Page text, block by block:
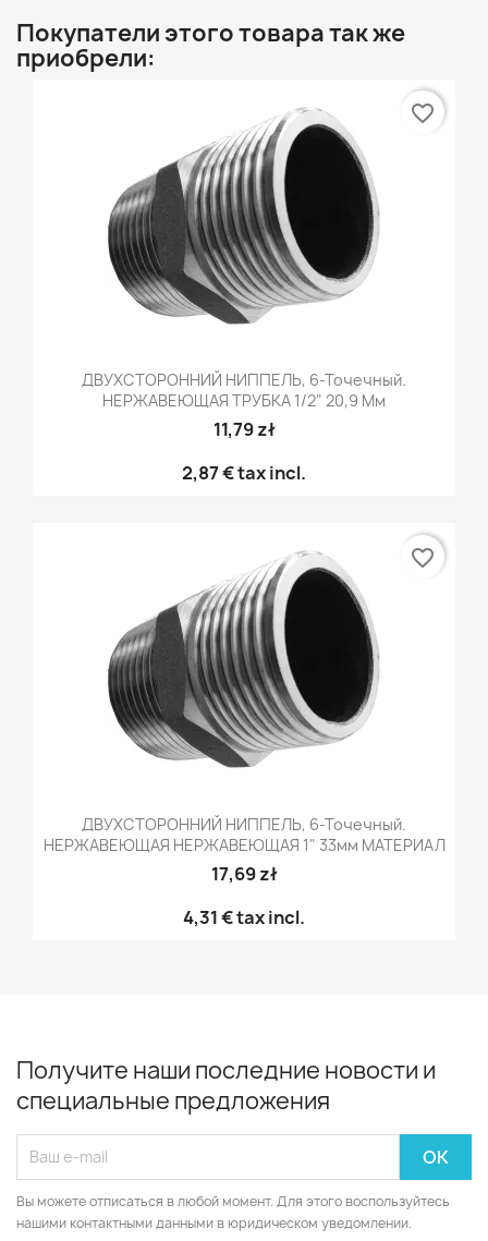
Покупатели этого товара так же
приобрели:
ДВУХСТОРОННИЙ НИППЕЛЬ, 6-Точечный.
НЕРЖАВЕЮЩАЯ ТРУБКА 1/2" 20,9 Мм
11,79 zł
2,87 €tax incl.
favorite_border
ДВУХСТОРОННИЙ НИППЕЛЬ, 6-Точечный.
НЕРЖАВЕЮЩАЯ НЕРЖАВЕЮЩАЯ 1" 33мм МАТЕРИАЛ
17,69 zł
4,31 €tax incl.
favorite_border
Получите наши последние новости и
специальные предложения
Вы можете отписаться в любой момент. Для этого воспользуйтесь
нашими контактными данными в юридическом уведомлении.